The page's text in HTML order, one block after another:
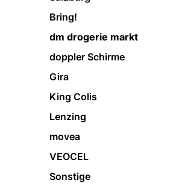
Bring!
dm drogerie markt
doppler Schirme
Gira
King Colis
Lenzing
movea
VEOCEL
Sonstige